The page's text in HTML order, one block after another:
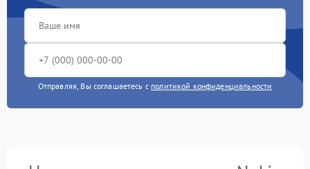
Отправляя, Вы соглашаетесь с политикой конфиденциальности